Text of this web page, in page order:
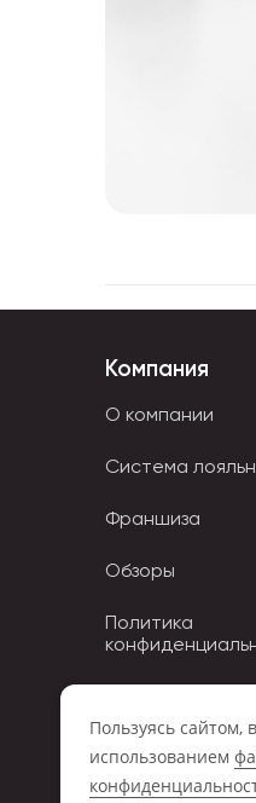
Компания
О компании
Система
Франшиза
Обзоры
Политика
Пользуясь сайтом,
использованием